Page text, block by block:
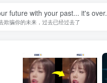
future with your past... it's over.
欺骗你的未来，过去已经过去了